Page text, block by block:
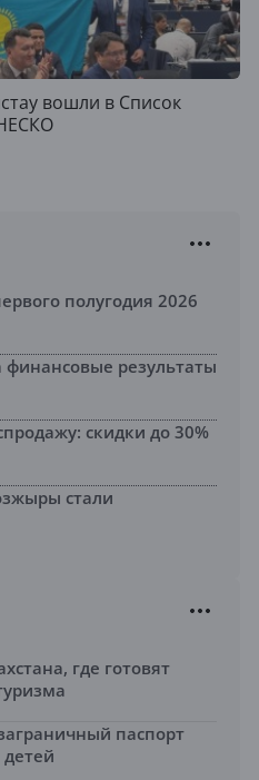
вошли в Список
полугодия 2026
финансовые результаты
скидки до 30%
стали
где готовят
паспорт